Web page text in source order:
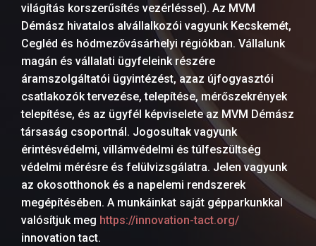
világítás korszerűsítés vezérléssel). Az MVM
Démász hivatalos alvállalkozói vagyunk Kecskemét,
Cegléd és hódmezővásárhelyi régiókban. Vállalunk
magán és vállalati ügyfeleink részére
áramszolgáltatói ügyintézést, azaz újfogyasztói
csatlakozók tervezése, telepítése, mérőszekrények
telepítése, és az ügyfél képviselete az MVM Démász
társaság csoportnál. Jogosultak vagyunk
érintésvédelmi, villámvédelmi és túlfeszültség
védelmi mérésre és felülvizsgálatra. Jelen vagyunk
az okosotthonok és a napelemi rendszerek
megépítésében. A munkáinkat saját gépparkunkkal
valósítjuk meg https://innovation-tact.org/
innovation tact.